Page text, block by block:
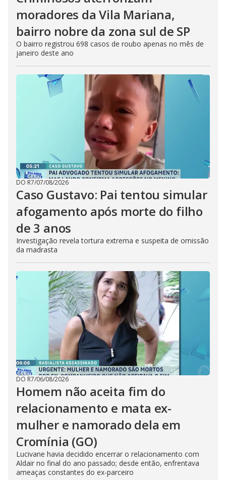
moradores da Vila Mariana,
bairro nobre da zona sul de SP
O bairro registrou 698 casos de roubo apenas no mês de
janeiro deste ano
DO R7/07/08/2026
Caso Gustavo: Pai tentou simular
afogamento após morte do filho
de 3 anos
Investigação revela tortura extrema e suspeita de omissão
da madrasta
DO R7/06/08/2026
Homem não aceita fim do
relacionamento e mata ex-
mulher e namorado dela em
Cromínia (GO)
Lucivane havia decidido encerrar o relacionamento com
Aldair no final do ano passado; desde então, enfrentava
ameaças constantes do ex-parceiro